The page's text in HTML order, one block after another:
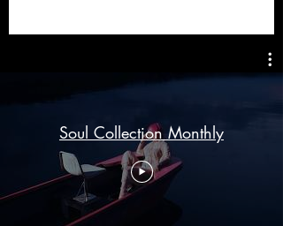
Soul Collection Monthly